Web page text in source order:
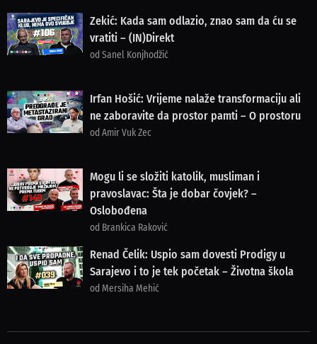
Zekić: Kada sam odlazio, znao sam da ću se
vratiti – (IN)Direkt
od Sanel Konjhodžić
Irfan Hošić: Vrijeme nalaže transformaciju ali
ne zaboravite da prostor pamti – O prostoru
od Amir Vuk Zec
Mogu li se složiti katolik, musliman i
pravoslavac: Šta je dobar čovjek? –
Oslobođena
od Brankica Raković
Renad Čelik: Uspio sam dovesti Prodigy u
Sarajevo i to je tek početak – Životna škola
od Mersiha Mehić